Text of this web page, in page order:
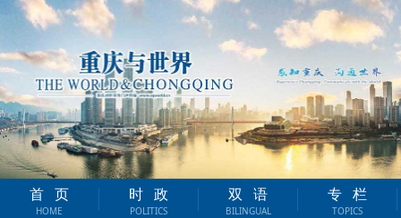
首页
HOME
时政
POLITICS
双语
BILINGUAL
专栏
TOPICS